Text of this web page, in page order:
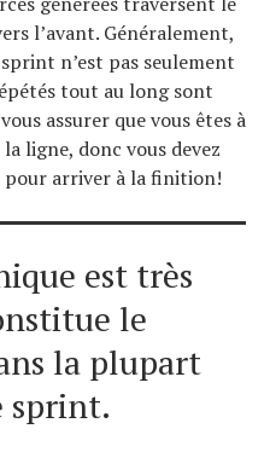
l’avant. Généralement,
n’est pas seulement
tout au long sont
assurer que vous êtes à
ligne, donc vous devez
arriver à la finition!
est très
le
la plupart
sprint.